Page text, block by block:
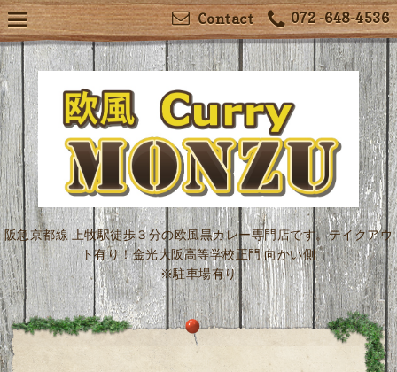
072 -648-4536
Contact
阪急京都線 上牧駅徒歩３分の欧風黒カレー専門店です。テイクアウ
ト有り！金光大阪高等学校正門 向かい側
※駐車場有り